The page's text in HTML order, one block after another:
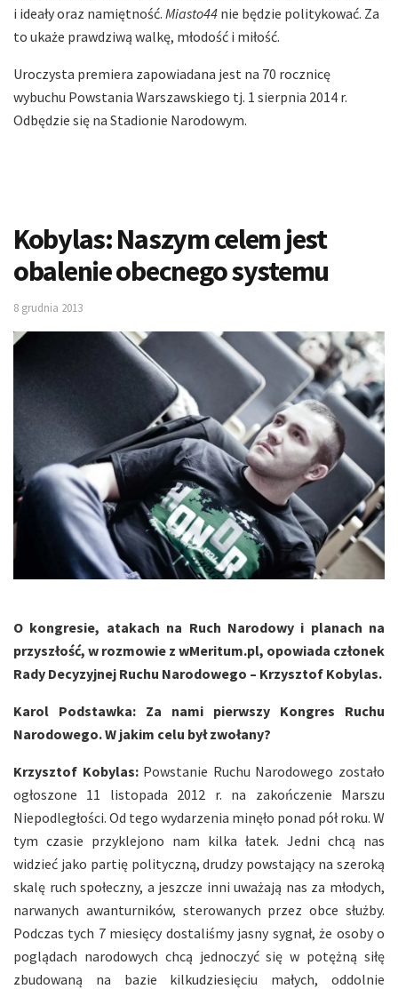
i ideały oraz namiętność. Miasto44 nie będzie politykować. Za
to ukaże prawdziwą walkę, młodość i miłość.
Uroczysta premiera zapowiadana jest na 70 rocznicę
wybuchu Powstania Warszawskiego tj. 1 sierpnia 2014 r.
Odbędzie się na Stadionie Narodowym.
Kobylas: Naszym celem jest
obalenie obecnego systemu
8 grudnia 2013
O kongresie, atakach na Ruch Narodowy i planach na
przyszłość, w rozmowie z wMeritum.pl, opowiada członek
Rady Decyzyjnej Ruchu Narodowego – Krzysztof Kobylas.
Karol Podstawka: Za nami pierwszy Kongres Ruchu
Narodowego. W jakim celu był zwołany?
Krzysztof Kobylas:Powstanie Ruchu Narodowego zostało
ogłoszone 11 listopada 2012 r. na zakończenie Marszu
Niepodległości. Od tego wydarzenia minęło ponad pół roku. W
tym czasie przyklejono nam kilka łatek. Jedni chcą nas
widzieć jako partię polityczną, drudzy powstający na szeroką
skalę ruch społeczny, a jeszcze inni uważają nas za młodych,
narwanych awanturników, sterowanych przez obce służby.
Podczas tych 7 miesięcy dostaliśmy jasny sygnał, że osoby o
poglądach narodowych chcą jednoczyć się w potężną siłę
zbudowaną na bazie kilkudziesięciu małych, oddolnie